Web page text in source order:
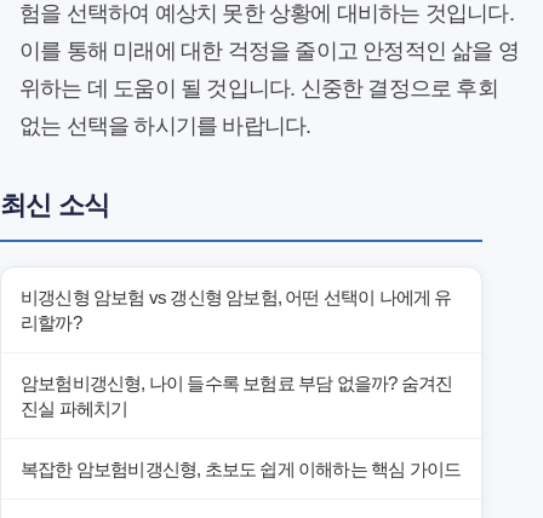
험을 선택하여 예상치 못한 상황에 대비하는 것입니다.
이를 통해 미래에 대한 걱정을 줄이고 안정적인 삶을 영
위하는 데 도움이 될 것입니다. 신중한 결정으로 후회
없는 선택을 하시기를 바랍니다.
최신 소식
비갱신형 암보험 vs 갱신형 암보험, 어떤 선택이 나에게 유
리할까?
암보험비갱신형, 나이 들수록 보험료 부담 없을까? 숨겨진
진실 파헤치기
복잡한 암보험비갱신형, 초보도 쉽게 이해하는 핵심 가이드